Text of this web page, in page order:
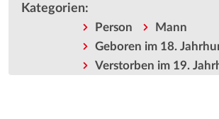
Kategorien:
Person
Mann
Geboren im 18.
Verstorben im 19.